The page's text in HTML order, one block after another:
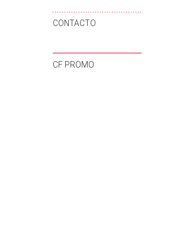
CONTACTO
CF PROMO